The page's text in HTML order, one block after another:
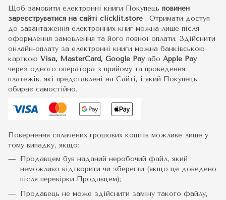
Щоб замовити електронні книги Покупець повинен
зареєструватися на сайті clicklit.store . Отримати доступ
до завантаження електронних книг можна лише після
оформлення замовлення та його повної оплати. Здійснити
онлайн-оплату за електронні книги можна банківською
карткою Visa, MasterCard, Google Pay або Apple Pay
через одного оператора з прийому та проведення
платежів, які представлені на Сайті, і який Покупець
обирає самостійно.
Повернення сплачених грошових коштів можливе лише у
тому випадку, якщо:
Продавцем був наданий неробочий файл, який
неможливо відтворити чи зберегти (якщо це доведено
після перевірки Продавцем);
Продавець не може здійснити заміну такого файлу,